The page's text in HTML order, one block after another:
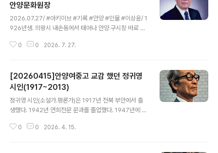
문학작가회 수필뜨락 이사, 서리풀문학회 회원 등으로 활
동하고, 학여울문학회 초대회장을 역임했다. 저서로는 수
필집 『외다리 안경』『해담뜰』『직박구리』『안과 밖』있다. 서
울문예상(2001년 12월)과 강남문인협회 수필문학상(20
13년 5월)을 수상했다 학업을 이어가기 쉽지 않던 시절에
안양문화원장
2026.07.27/ #아키이브 #기록 #안양 #인물 #이상윤/ 1
926년생. 의왕시 내손동에서 태어나 안양 구시장 바로 옆
25 전쟁때 임관하여 장교로 근무한 6년간을 제외하고 내
원장을 지냈으며, 안양6동 512-10,12 만안로(1번국도.구
도로)에서 안양주유소를 경영하며 살았다. 이상윤의 부친
이원순의 형제는 모두 다섯인데, 그중 큰아버지였던 이덕
순과 이광순은 안양구시장 입구 남에서 당시 안양에서 가
말(현재 안양6동 만안구청쪽)에서 벌터정미소를 운영했다
0 0 2026. 7. 27.
[20260415]안양여중고 교감 했던 정귀영
시인(1917~2013)
정귀영 시인(소설가.평론가)은 1917년 전북 부안에서 출
생했다. 1942년 연희전문 문과를 졸업했다. 1947년에 안
면서 문학 활동을 시작했으며, 1949년 《구국》에 평론 「창
0 0 2026. 4. 15.